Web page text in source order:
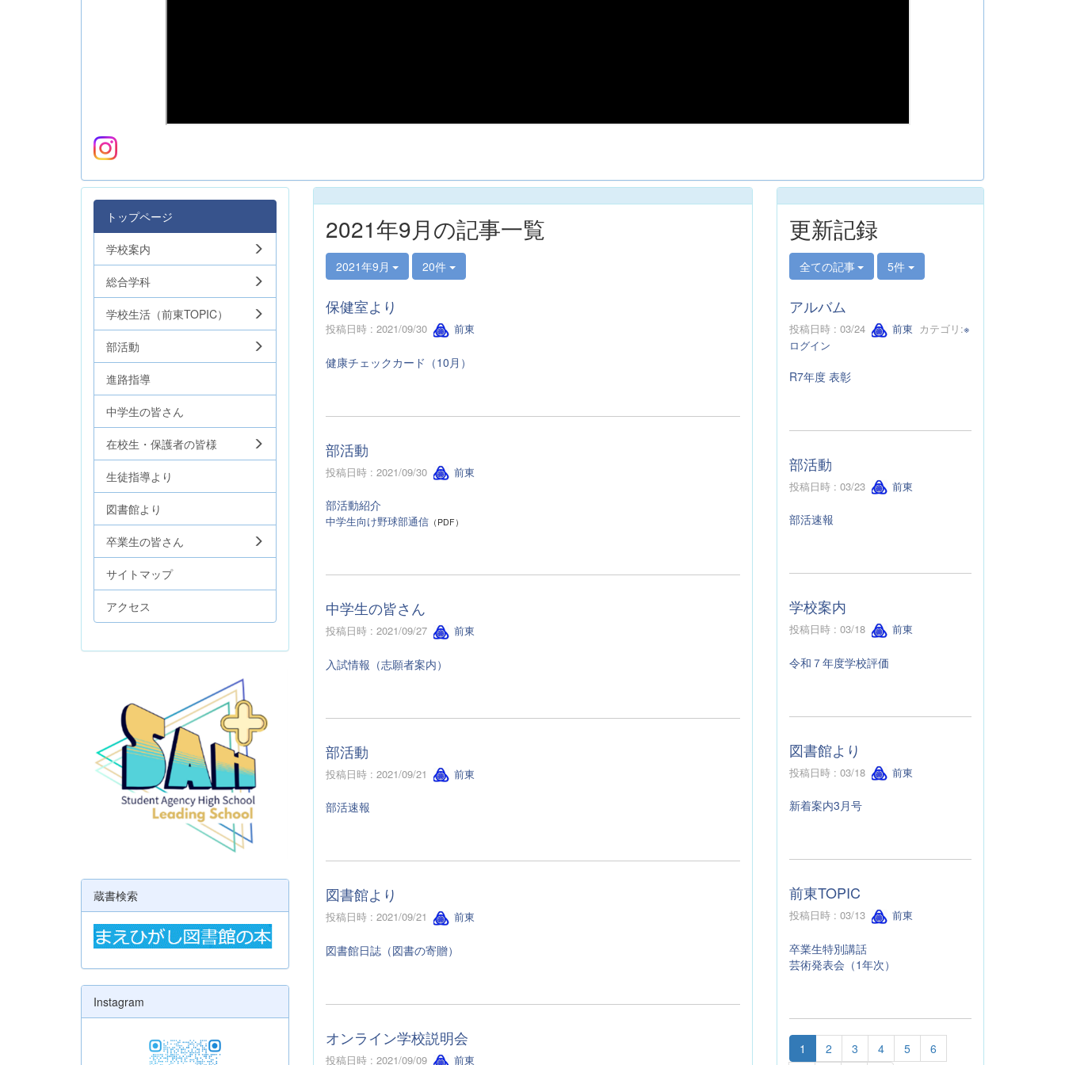
2021年9月の記事一覧
2021年9月 20件
保健室より
投稿日時 : 2021/09/30 前東
健康チェックカード（10月）
部活動
投稿日時 : 2021/09/30 前東
部活動紹介
中学生向け野球部通信（PDF）
中学生の皆さん
投稿日時 : 2021/09/27 前東
入試情報（志願者案内）
部活動
投稿日時 : 2021/09/21 前東
部活速報
図書館より
投稿日時 : 2021/09/21 前東
図書館日誌（図書の寄贈）
オンライン学校説明会
投稿日時 : 2021/09/09 前東
トップページ
学校案内
総合学科
学校生活（前東TOPIC）
部活動
進路指導
中学生の皆さん
在校生・保護者の皆様
生徒指導より
図書館より
卒業生の皆さん
サイトマップ
アクセス
蔵書検索
Instagram
更新記録
全ての記事 5件
アルバム
投稿日時 : 03/24 前東 カテゴリ:※
ログイン
R7年度 表彰
部活動
投稿日時 : 03/23 前東
部活速報
学校案内
投稿日時 : 03/18 前東
令和７年度学校評価
図書館より
投稿日時 : 03/18 前東
新着案内3月号
前東TOPIC
投稿日時 : 03/13 前東
卒業生特別講話
芸術発表会（1年次）
1 2 3 4 5
6